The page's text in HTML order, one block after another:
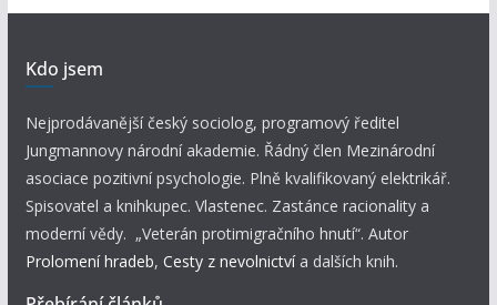
Kdo jsem
Nejprodávanější český sociolog, programový ředitel
Jungmannovy národní akademie. Řádný člen Mezinárodní
asociace pozitivní psychologie. Plně kvalifikovaný elektrikář.
Spisovatel a knihkupec. Vlastenec. Zastánce racionality a
moderní vědy. „Veterán protimigračního hnutí“. Autor
Prolomení hradeb, Cesty z nevolnictví a dalších knih.